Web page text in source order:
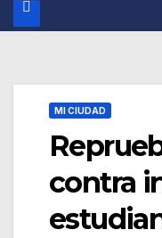
MI CIUDAD
contra